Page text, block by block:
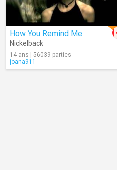
How You Remind Me
Nickelback
14 ans | 56039 parties
joana911